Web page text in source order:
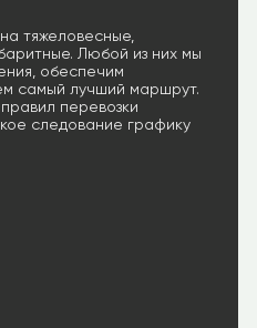
на тяжеловесные,
Любой из них мы
обеспечим
самый лучший маршрут.
перевозки
следование графику